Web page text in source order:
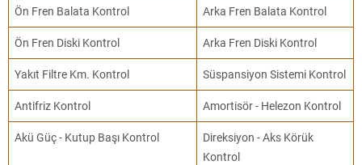
Ön Fren Balata Kontrol Arka Fren Balata Kontrol
Ön Fren Diski Kontrol Arka Fren Diski Kontrol
Yakıt Filtre Km. Kontrol Süspansiyon Sistemi Kontrol
Antifriz Kontrol Amortisör - Helezon Kontrol
Akü Güç - Kutup Başı Kontrol
Direksiyon - Aks Körük
Kontrol